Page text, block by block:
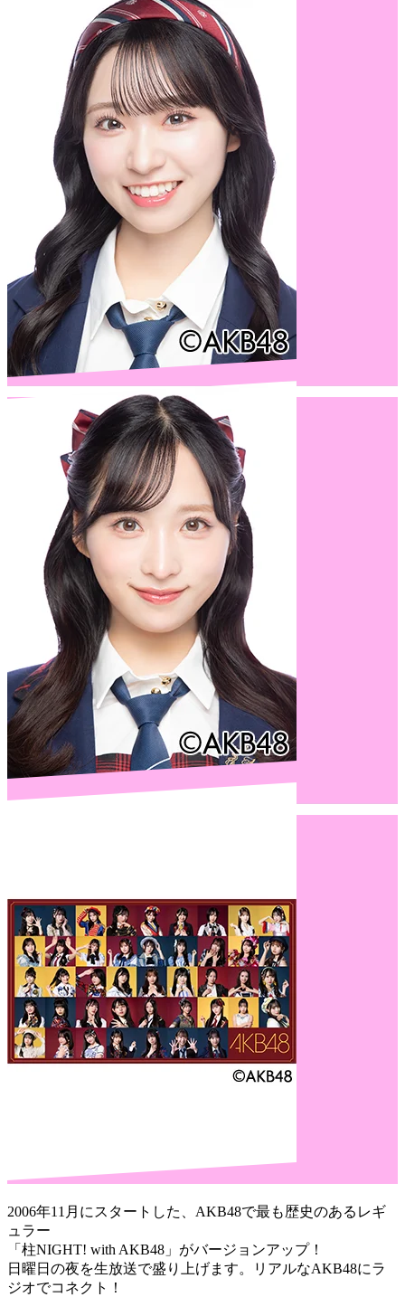
2006年11月にスタートした、AKB48で最も歴史のあるレギ
ュラー
「柱NIGHT! with AKB48」がバージョンアップ！
日曜日の夜を生放送で盛り上げます。リアルなAKB48にラ
ジオでコネクト！